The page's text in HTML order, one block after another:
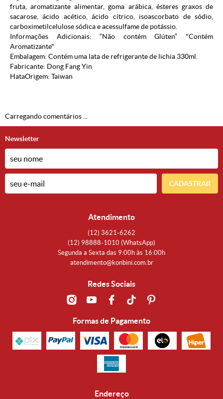
fruta, aromatizante alimentar, goma arábica, ésteres graxos de
sacarose, ácido acético, ácido cítrico, isoascorbato de sódio,
carboximetilcelulose sódica e acessulfame de potássio.
Informações Adicionais: “Não contém Glúten” "Contém
Aromatizante"
Embalagem: Contém uma lata de refrigerante de lichia 330ml.
Fabricante: Dong Fang Yin
HataOrigem: Taiwan
Carregando comentários ...
Newsletter
CADASTRAR
Atendimento
(12) 3621-6262
(12) 98888-1010 (WhatsApp)
Segunda a Sexta das 9:00h às 16:00h
atendimento@konbini.com.br
Redes Sociais
Formas de Pagamento
Endereço